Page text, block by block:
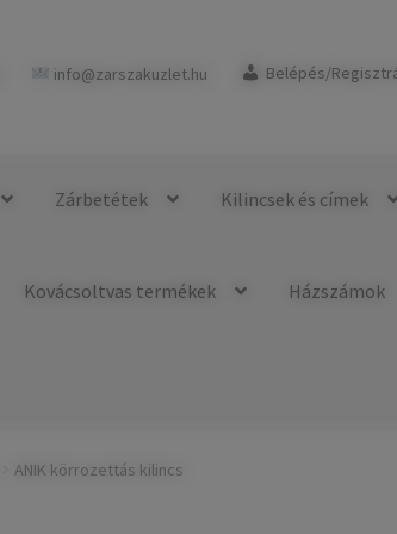
info@zarszakuzlet.hu Belépés/
Zárbetétek Kilincsek és címek
Kovácsoltvas termékek Házszámok
ANIK körrozettás kilincs